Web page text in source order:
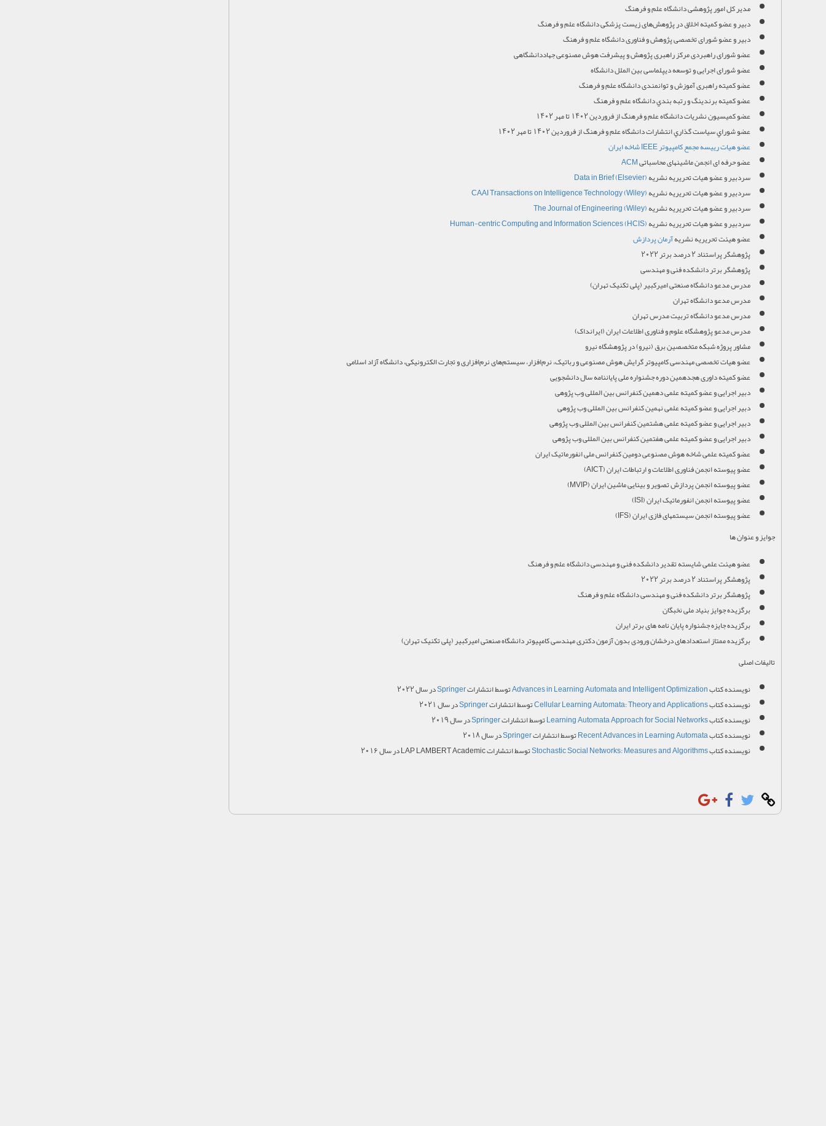
مدیر کل امور پژوهشی دانشگاه علم و فرهنگ
دبیر و عضو کمیته اخلاق در پژوهش‌های زیست پزشکی دانشگاه علم و فرهنگ
دبیر و عضو شورای تخصصی پژوهش و فناوری دانشگاه علم و فرهنگ
عضو شورای راهبردی مرکز راهبری پژوهش و پیشرفت هوش مصنوعی جهاددانشگاهی
عضو شورای اجرایی و توسعه دیپلماسی بین الملل دانشگاه
عضو کمیته راهبری آموزش و توانمندی دانشگاه علم و فرهنگ
عضو كميته برندينگ و رتبه بندي دانشگاه علم و فرهنگ
عضو کميسيون نشريات دانشگاه علم و فرهنگ از فروردین 1402 تا مهر 1402
عضو شوراي سياست گذاري انتشارات دانشگاه علم و فرهنگ از فروردین 1402 تا مهر 1402
عضو هیات رییسه مجمع کامپیوتر IEEE شاخه ایران
عضو حرفه ای انجمن ماشینهای محاسباتیACM
سردبیر و عضو هیات تحریریه نشریهData in Brief (Elsevier)
سردبیر و عضو هیات تحریریه نشریهCAAI Transactions on Intelligence Technology (Wiley)
سردبیر و عضو هیات تحریریه نشریهThe Journal of Engineering (Wiley)
سردبیر و عضو هیات تحریریه نشریهHuman-centric Computing and Information Sciences (HCIS)
عضو هیئت تحریریه نشریهآرمان پردازش
پژوهشگر پراستناد 2 درصد برتر 2022
پژوهشگر برتر دانشکده فنی و مهندسی
مدرس مدعو دانشگاه صنعتی امیرکبیر (پلی تکنیک تهران)
مدرس مدعو دانشگاه تهران
مدرس مدعو دانشگاه تربیت مدرس تهران
مدرس مدعو پژوهشگاه علوم و فناوری اطلاعات ایران (ایرانداک)
مشاور پروژه شبکه متخصصین برق (نیرو) در پژوهشگاه نیرو
عضو هیات تخصصی مهندسی کامپیوتر گرایش هوش مصنوعی و رباتیک، نرم‌افزار، سیستم‌های نرم‌افزاری و تجارت الکترونیکی، دانشگاه آزاد اسلامی
عضو کمیته داوری هجدهمین دوره جشنواره ملی پایاننامه سال دانشجویی
دبیر اجرایی و عضو کمیته علمی دهمین کنفرانس بین المللی وب پژوهی
دبیر اجرایی و عضو کمیته علمی نهمین کنفرانس بین المللی وب پژوهی
دبیر اجرایی و عضو کمیته علمی هشتمین کنفرانس بین المللی وب پژوهی
دبیر اجرایی و عضو کمیته علمی هفتمین کنفرانس بین المللی وب پژوهی
عضو کمیته علمی شاخه هوش مصنوعی دومین کنفرانس ملی انفورماتیک ایران
عضو پیوسته انجمن فناوری اطلاعات و ارتباطات ایران (AICT)
عضو پیوسته انجمن پردازش تصویر و بینایی ماشین ایران (MVIP)
عضو پیوسته انجمن انفورماتیک ایران (ISI)
عضو پیوسته انجمن سیستمهای فازی ایران (IFS)
جوایز و عنوان ها
عضو هیئت علمی شایسته تقدیر دانشکده فنی و مهندسی دانشگاه علم و فرهنگ
پژوهشگر پراستناد 2 درصد برتر 2022
پژوهشگر برتر دانشکده فنی و مهندسی دانشگاه علم و فرهنگ
برگزیده جوایز بنیاد ملی نخبگان
برگزیده جایزه جشنواره پایان نامه های برتر ایران
برگزیده ممتاز استعدادهای درخشان ورودی بدون آزمون دکتری مهندسی کامپیوتر دانشگاه صنعتی امیرکبیر (پلی تکنیک تهران)
تالیفات اصلی
نویسنده کتابAdvances in Learning Automata and Intelligent Optimizationتوسط انتشاراتSpringerدر سال 2022
نویسنده کتابCellular Learning Automata: Theory and Applicationsتوسط انتشاراتSpringerدر سال 2021
نویسنده کتابLearning Automata Approach for Social Networksتوسط انتشاراتSpringerدر سال 2019
نویسنده کتابRecent Advances in Learning Automataتوسط انتشاراتSpringerدر سال 2018
نویسنده کتابStochastic Social Networks: Measures and Algorithmsتوسط انتشارات LAP LAMBERT Academic در سال 2016